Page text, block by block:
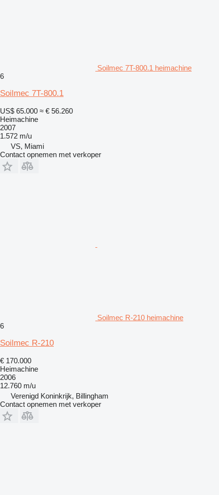
Soilmec 7T-800.1 heimachine
6
Soilmec 7T-800.1
US$ 65.000 ≈ € 56.260
Heimachine
2007
1.572 m/u
VS, Miami
Contact opnemen met verkoper
Soilmec R-210 heimachine
6
Soilmec R-210
€ 170.000
Heimachine
2006
12.760 m/u
Verenigd Koninkrijk, Billingham
Contact opnemen met verkoper